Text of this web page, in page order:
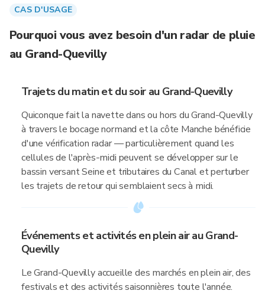
CAS D'USAGE
Pourquoi vous avez besoin d'un radar de pluie
au Grand-Quevilly
Trajets du matin et du soir au Grand-Quevilly
Quiconque fait la navette dans ou hors du Grand-Quevilly
à travers le bocage normand et la côte Manche bénéficie
d'une vérification radar — particulièrement quand les
cellules de l'après-midi peuvent se développer sur le
bassin versant Seine et tributaires du Canal et perturber
les trajets de retour qui semblaient secs à midi.
Événements et activités en plein air au Grand-
Quevilly
Le Grand-Quevilly accueille des marchés en plein air, des
festivals et des activités saisonnières toute l'année.